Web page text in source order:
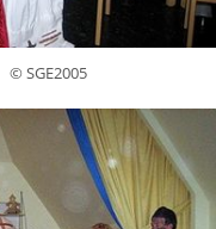
© SGE2005